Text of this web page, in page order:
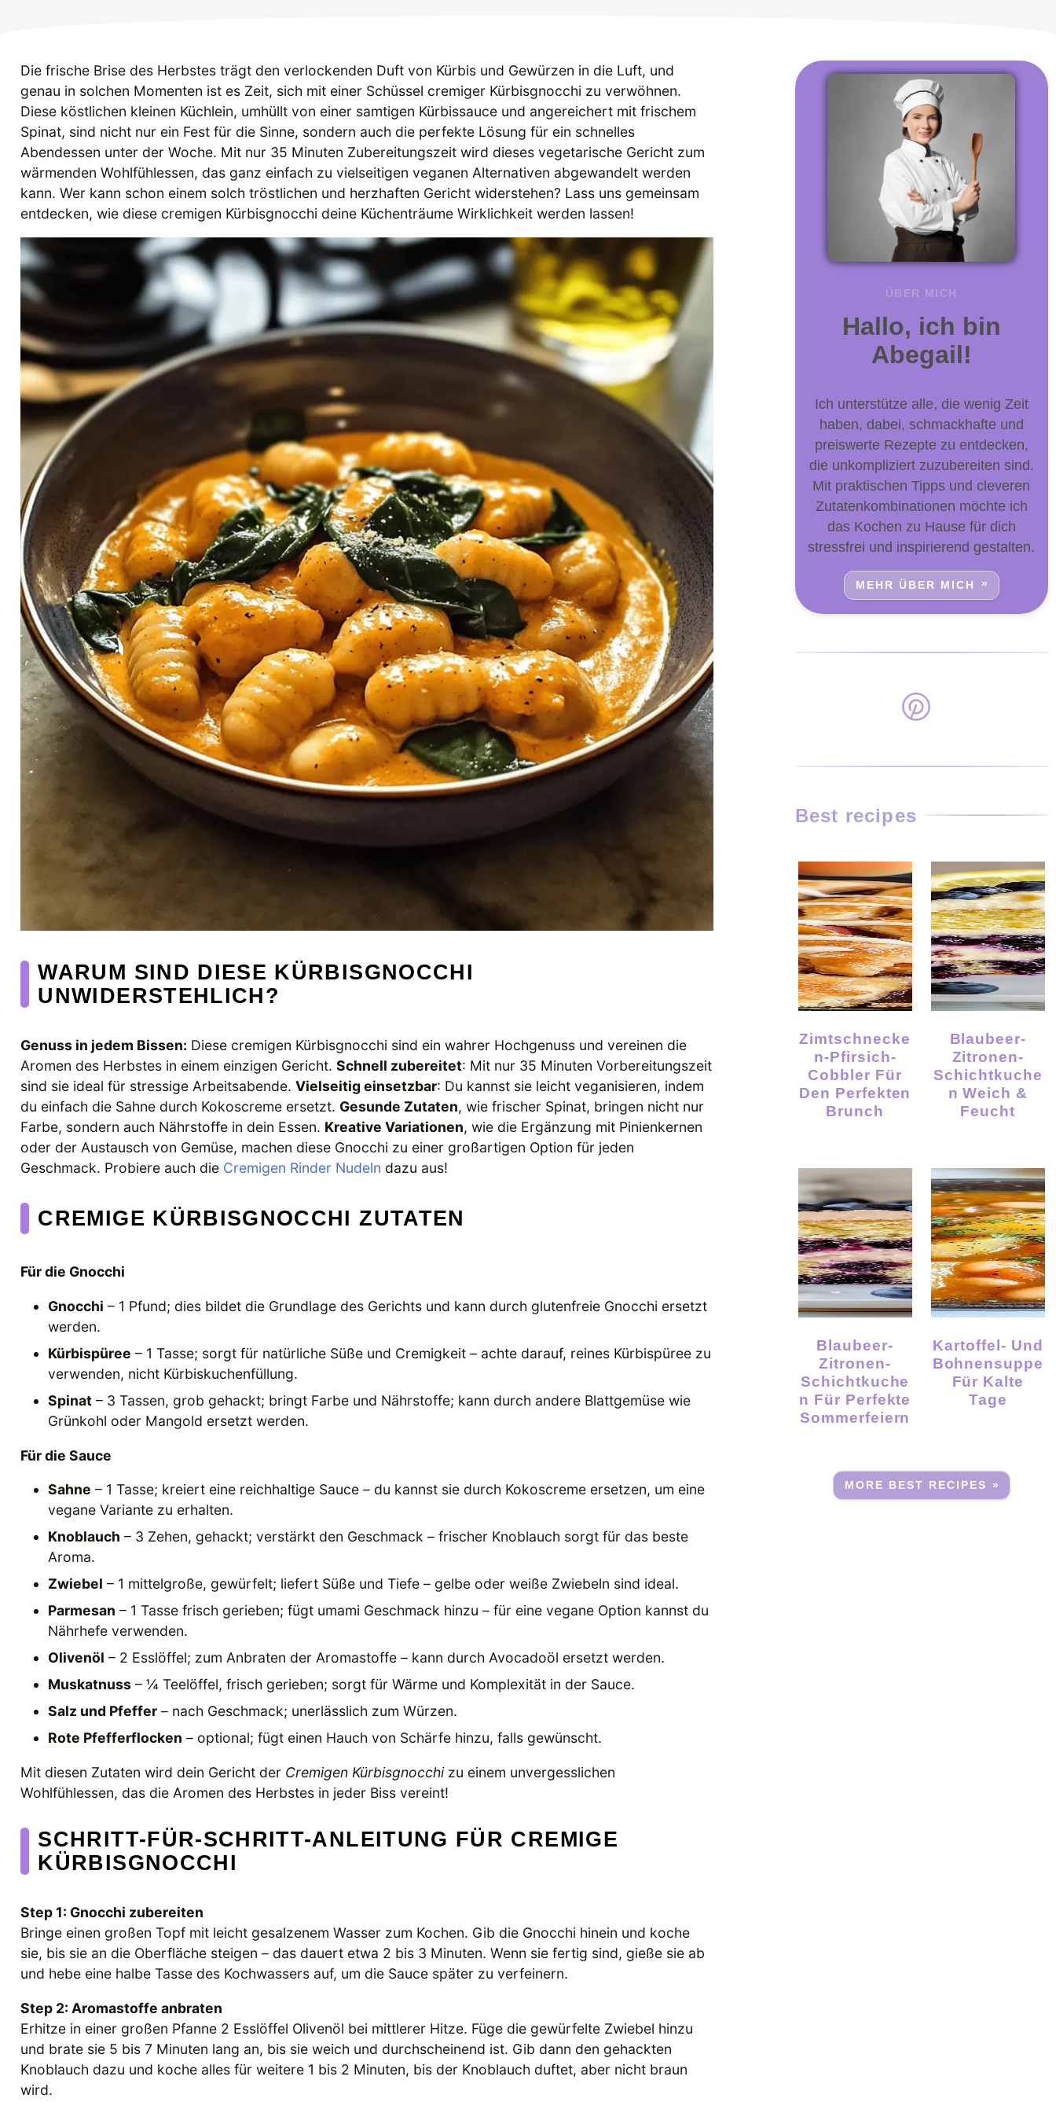
Die frische Brise des Herbstes trägt den verlockenden Duft von Kürbis und Gewürzen in die Luft, und
genau in solchen Momenten ist es Zeit, sich mit einer Schüssel cremiger Kürbisgnocchi zu verwöhnen.
Diese köstlichen kleinen Küchlein, umhüllt von einer samtigen Kürbissauce und angereichert mit frischem
Spinat, sind nicht nur ein Fest für die Sinne, sondern auch die perfekte Lösung für ein schnelles
Abendessen unter der Woche. Mit nur 35 Minuten Zubereitungszeit wird dieses vegetarische Gericht zum
wärmenden Wohlfühlessen, das ganz einfach zu vielseitigen veganen Alternativen abgewandelt werden
kann. Wer kann schon einem solch tröstlichen und herzhaften Gericht widerstehen? Lass uns gemeinsam
entdecken, wie diese cremigen Kürbisgnocchi deine Küchenträume Wirklichkeit werden lassen!
WARUM SIND DIESE KÜRBISGNOCCHI
UNWIDERSTEHLICH?
Genuss in jedem Bissen: Diese cremigen Kürbisgnocchi sind ein wahrer Hochgenuss und vereinen die
Aromen des Herbstes in einem einzigen Gericht. Schnell zubereitet: Mit nur 35 Minuten Vorbereitungszeit
sind sie ideal für stressige Arbeitsabende. Vielseitig einsetzbar: Du kannst sie leicht veganisieren, indem
du einfach die Sahne durch Kokoscreme ersetzt. Gesunde Zutaten, wie frischer Spinat, bringen nicht nur
Farbe, sondern auch Nährstoffe in dein Essen. Kreative Variationen, wie die Ergänzung mit Pinienkernen
oder der Austausch von Gemüse, machen diese Gnocchi zu einer großartigen Option für jeden
Geschmack. Probiere auch die Cremigen Rinder Nudeln dazu aus!
CREMIGE KÜRBISGNOCCHI ZUTATEN
Für die Gnocchi
Gnocchi – 1 Pfund; dies bildet die Grundlage des Gerichts und kann durch glutenfreie Gnocchi ersetzt
werden.
Kürbispüree – 1 Tasse; sorgt für natürliche Süße und Cremigkeit – achte darauf, reines Kürbispüree zu
verwenden, nicht Kürbiskuchenfüllung.
Spinat – 3 Tassen, grob gehackt; bringt Farbe und Nährstoffe; kann durch andere Blattgemüse wie
Grünkohl oder Mangold ersetzt werden.
Für die Sauce
Sahne – 1 Tasse; kreiert eine reichhaltige Sauce – du kannst sie durch Kokoscreme ersetzen, um eine
vegane Variante zu erhalten.
Knoblauch – 3 Zehen, gehackt; verstärkt den Geschmack – frischer Knoblauch sorgt für das beste
Aroma.
Zwiebel – 1 mittelgroße, gewürfelt; liefert Süße und Tiefe – gelbe oder weiße Zwiebeln sind ideal.
Parmesan – 1 Tasse frisch gerieben; fügt umami Geschmack hinzu – für eine vegane Option kannst du
Nährhefe verwenden.
Olivenöl – 2 Esslöffel; zum Anbraten der Aromastoffe – kann durch Avocadoöl ersetzt werden.
Muskatnuss – ¼ Teelöffel, frisch gerieben; sorgt für Wärme und Komplexität in der Sauce.
Salz und Pfeffer – nach Geschmack; unerlässlich zum Würzen.
Rote Pfefferflocken – optional; fügt einen Hauch von Schärfe hinzu, falls gewünscht.
Mit diesen Zutaten wird dein Gericht der Cremigen Kürbisgnocchizu einem unvergesslichen
Wohlfühlessen, das die Aromen des Herbstes in jeder Biss vereint!
SCHRITT-FÜR-SCHRITT-ANLEITUNG FÜR CREMIGE
KÜRBISGNOCCHI
Step 1: Gnocchi zubereiten
Bringe einen großen Topf mit leicht gesalzenem Wasser zum Kochen. Gib die Gnocchi hinein und koche
sie, bis sie an die Oberfläche steigen – das dauert etwa 2 bis 3 Minuten. Wenn sie fertig sind, gieße sie ab
und hebe eine halbe Tasse des Kochwassers auf, um die Sauce später zu verfeinern.
Step 2: Aromastoffe anbraten
Erhitze in einer großen Pfanne 2 Esslöffel Olivenöl bei mittlerer Hitze. Füge die gewürfelte Zwiebel hinzu
und brate sie 5 bis 7 Minuten lang an, bis sie weich und durchscheinend ist. Gib dann den gehackten
Knoblauch dazu und koche alles für weitere 1 bis 2 Minuten, bis der Knoblauch duftet, aber nicht braun
wird.
ÜBER MICH
Hallo, ich bin
Abegail!
Ich unterstütze alle, die wenig Zeit
haben, dabei, schmackhafte und
preiswerte Rezepte zu entdecken,
die unkompliziert zuzubereiten sind.
Mit praktischen Tipps und cleveren
Zutatenkombinationen möchte ich
das Kochen zu Hause für dich
stressfrei und inspirierend gestalten.
MEHR ÜBER MICH
Best recipes
Zimtschnecke
N-Pfirsich-
Cobbler Für
Den Perfekten
Brunch
Blaubeer-
Zitronen-
Schichtkuche
N Weich &
Feucht
Blaubeer-
Zitronen-
Schichtkuche
N Für Perfekte
Sommerfeiern
Kartoffel- Und
Bohnensuppe
Für Kalte
Tage
MORE BEST RECIPES »